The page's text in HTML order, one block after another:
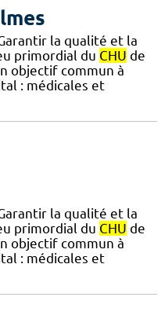
la qualité et la
primordial du CHU de
objectif commun à
: médicales et
la qualité et la
primordial du CHU de
objectif commun à
: médicales et